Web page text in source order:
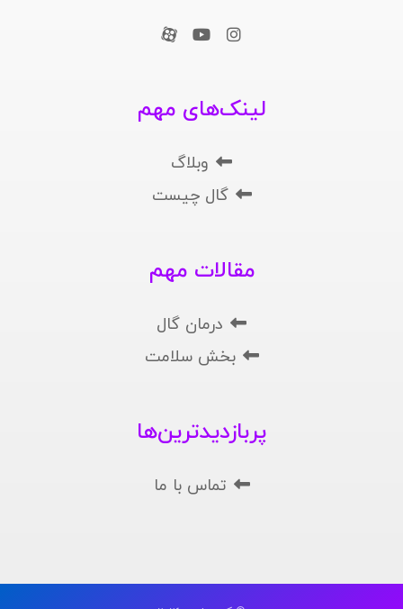
لینک‌های مهم
وبلاگ
گال چیست
مقالات مهم
درمان گال
بخش سلامت
پربازدیدترین‌ها
تماس با ما